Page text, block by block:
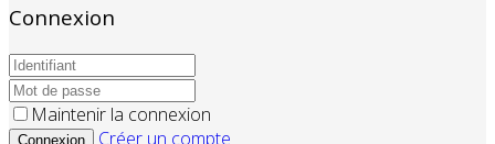
Connexion
Maintenir la connexion
Connexion
Créer un compte